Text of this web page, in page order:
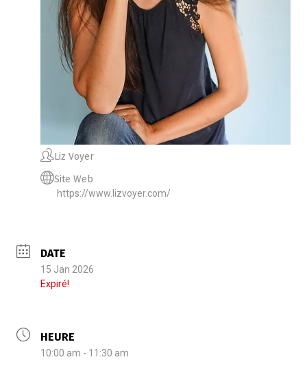
Liz Voyer
Site Web
https://www.lizvoyer.com/
DATE
15 Jan 2026
Expiré!
HEURE
10:00 am - 11:30 am